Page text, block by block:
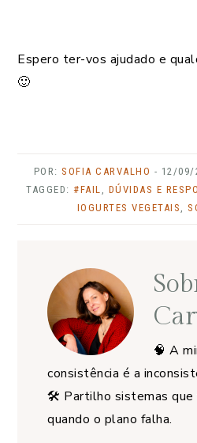
Espero ter-vos ajudado e
🙂
POR: SOFIA CARVALHO - 12/09/
TAGGED: #FAIL , DÚVIDAS E
IOGURTES VEGETAIS ,
🧠 A
consistência é a
🛠️ Partilho sistemas que
quando o plano falha.